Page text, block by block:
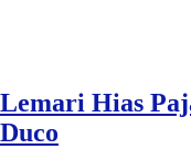
Lemari Hias
Duco